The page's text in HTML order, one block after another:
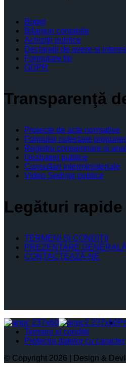
Buget
Bilanţuri contabile
Achiziţii publice
Declaratii de avere si
Formulare tip
GDPR
Transparenţă
Proiecte de acte normative
Formular colectare
Registru consemnare si
Dezbateri publice
Consultari interministeriale
Video Şedinţe publice
Legături rapide
TERMENI ŞI CONDIŢII
PREZENTARE GENERALĂ
CONTACTEAZĂ-NE
Termeni și condiții
Protectia datelor cu caracter
© Copyright 2026 | Design &